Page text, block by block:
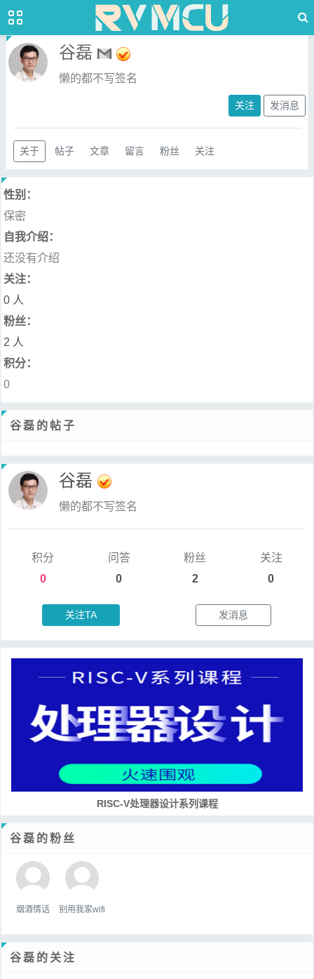
谷磊
懒的都不写签名
关注 发消息
关于 帖子 文章 留言 粉丝 关注
性别：
保密
自我介绍：
还没有介绍
关注：
0 人
粉丝：
2 人
积分：
0
谷磊的帖子
谷磊
懒的都不写签名
积分
0
问答
0
粉丝
2
关注
0
关注TA 发消息
RISC-V处理器设计系列课程
谷磊的粉丝
烟酒情话 别用我家wifi
谷磊的关注